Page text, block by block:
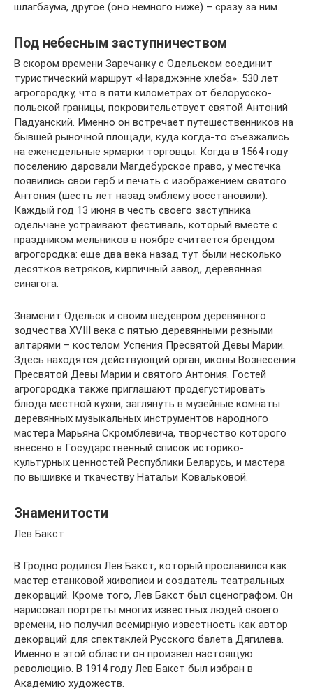
шлагбаума, другое (оно немного ниже) – сразу за ним.
Под небесным заступничеством
В скором времени Заречанку с Одельском соединит
туристический маршрут «Нараджэнне хлеба». 530 лет
агрогородку, что в пяти километрах от белорусско-
польской границы, покровительствует святой Антоний
Падуанский. Именно он встречает путешественников на
бывшей рыночной площади, куда когда-то съезжались
на еженедельные ярмарки торговцы. Когда в 1564 году
поселению даровали Магдебурское право, у местечка
появились свои герб и печать с изображением святого
Антония (шесть лет назад эмблему восстановили).
Каждый год 13 июня в честь своего заступника
одельчане устраивают фестиваль, который вместе с
праздником мельников в ноябре считается брендом
агрогородка: еще два века назад тут были несколько
десятков ветряков, кирпичный завод, деревянная
синагога.
Знаменит Одельск и своим шедевром деревянного
зодчества XVIII века с пятью деревянными резными
алтарями – костелом Успения Пресвятой Девы Марии.
Здесь находятся действующий орган, иконы Вознесения
Пресвятой Девы Марии и святого Антония. Гостей
агрогородка также приглашают продегустировать
блюда местной кухни, заглянуть в музейные комнаты
деревянных музыкальных инструментов народного
мастера Марьяна Скромблевича, творчество которого
внесено в Государственный список историко-
культурных ценностей Республики Беларусь, и мастера
по вышивке и ткачеству Натальи Ковальковой.
Знаменитости
Лев Бакст
В Гродно родился Лев Бакст, который прославился как
мастер станковой живописи и создатель театральных
декораций. Кроме того, Лев Бакст был сценографом. Он
нарисовал портреты многих известных людей своего
времени, но получил всемирную известность как автор
декораций для спектаклей Русского балета Дягилева.
Именно в этой области он произвел настоящую
революцию. В 1914 году Лев Бакст был избран в
Академию художеств.